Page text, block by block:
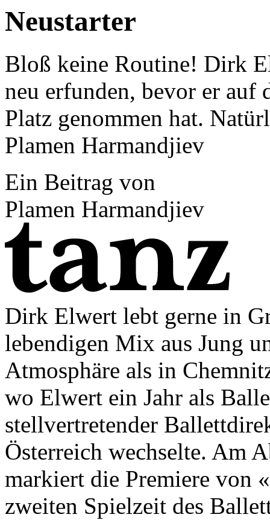
Neustarter
Bloß keine Routine! Dirk
neu erfunden, bevor er auf
Platz genommen hat.
Plamen Harmandjiev
Ein Beitrag von
Plamen Harmandjiev
Dirk Elwert lebt gerne in
lebendigen Mix aus Jung
Atmosphäre als in
wo Elwert ein Jahr als
stellvertretender
Österreich wechselte. Am
markiert die Premiere von
zweiten Spielzeit des